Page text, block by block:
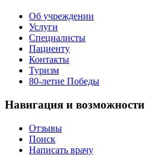
Об учреждении
Услуги
Специалисты
Пациенту
Контакты
Туризм
80-летие Победы
Навигация и возможности
Отзывы
Поиск
Написать врачу